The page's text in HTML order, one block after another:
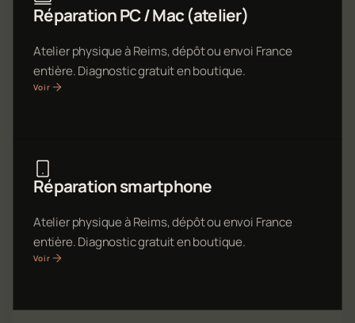
Réparation PC / Mac (atelier)
Atelier physique à Reims, dépôt ou envoi France
entière. Diagnostic gratuit en boutique.
Voir
Réparation smartphone
Atelier physique à Reims, dépôt ou envoi France
entière. Diagnostic gratuit en boutique.
Voir